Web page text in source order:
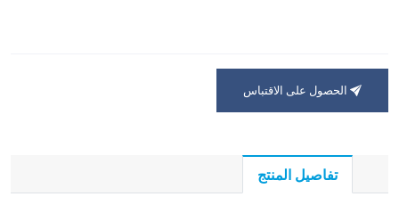
الحصول على الاقتباس
تفاصيل المنتج